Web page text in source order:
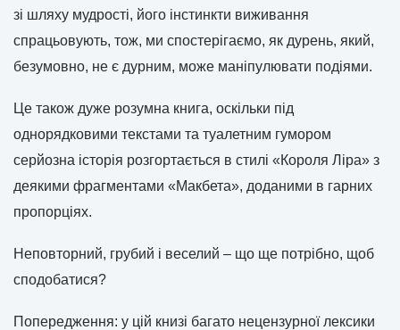
зі шляху мудрості, його інстинкти виживання
спрацьовують, тож, ми спостерігаємо, як дурень, який,
безумовно, не є дурним, може маніпулювати подіями.
Це також дуже розумна книга, оскільки під
однорядковими текстами та туалетним гумором
серйозна історія розгортається в стилі «Короля Ліра» з
деякими фрагментами «Макбета», доданими в гарних
пропорціях.
Неповторний, грубий і веселий – що ще потрібно, щоб
сподобатися?
Попередження: у цій книзі багато нецензурної лексики